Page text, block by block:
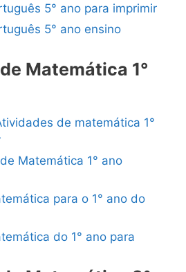
5° ano para imprimir
5° ano ensino
Matemática 1°
de matemática 1°
Matemática 1° ano
para o 1° ano do
do 1° ano para